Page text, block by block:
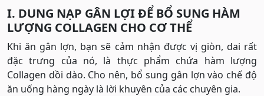
I. DUNG NẠP GÂN LỢI ĐỂ BỔ SUNG HÀM
LƯỢNG COLLAGEN CHO CƠ THỂ
Khi ăn gân lợn, bạn sẽ cảm nhận được vị giòn, dai rất
đặc trưng của nó, là thực phẩm chứa hàm lượng
Collagen dồi dào. Cho nên, bổ sung gân lợn vào chế độ
ăn uống hàng ngày là lời khuyên của các chuyên gia.